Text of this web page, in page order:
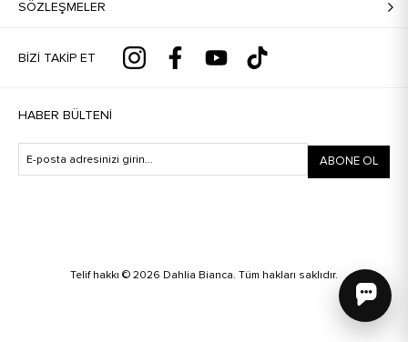
SÖZLEŞMELER
BIZI TAKIP ET
HABER BÜLTENI
ABONE OL
Telif hakkı © 2026 Dahlia Bianca. Tüm hakları saklıdır.